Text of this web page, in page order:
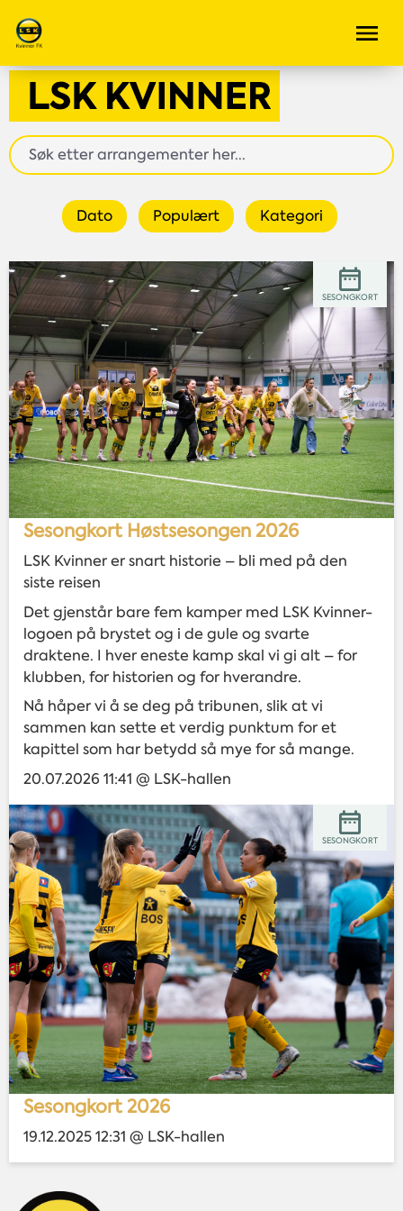
Dato Populært Kategori
Sesongkort Høstsesongen 2026
LSK Kvinner er snart historie – bli med på den
siste reisen
Det gjenstår bare fem kamper med LSK Kvinner-
logoen på brystet og i de gule og svarte
draktene. I hver eneste kamp skal vi gi alt – for
klubben, for historien og for hverandre.
Nå håper vi å se deg på tribunen, slik at vi
sammen kan sette et verdig punktum for et
kapittel som har betydd så mye for så mange.
20.07.2026 11:41 @ LSK-hallen
SESONGKORT
Sesongkort 2026
19.12.2025 12:31 @ LSK-hallen
SESONGKORT